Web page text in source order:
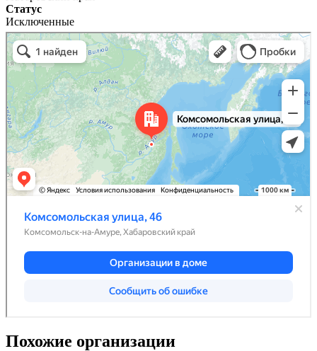
Статус
Исключенные
Похожие организации